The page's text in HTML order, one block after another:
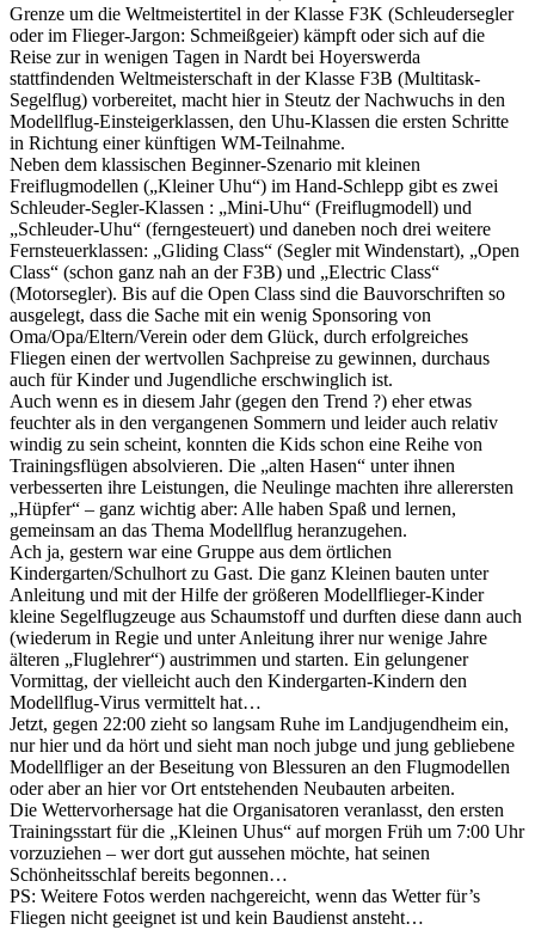
Grenze um die Weltmeistertitel in der Klasse F3K (Schleudersegler
oder im Flieger-Jargon: Schmeißgeier) kämpft oder sich auf die
Reise zur in wenigen Tagen in Nardt bei Hoyerswerda
stattfindenden Weltmeisterschaft in der Klasse F3B (Multitask-
Segelflug) vorbereitet, macht hier in Steutz der Nachwuchs in den
Modellflug-Einsteigerklassen, den Uhu-Klassen die ersten Schritte
in Richtung einer künftigen WM-Teilnahme.
Neben dem klassischen Beginner-Szenario mit kleinen
Freiflugmodellen („Kleiner Uhu“) im Hand-Schlepp gibt es zwei
Schleuder-Segler-Klassen : „Mini-Uhu“ (Freiflugmodell) und
„Schleuder-Uhu“ (ferngesteuert) und daneben noch drei weitere
Fernsteuerklassen: „Gliding Class“ (Segler mit Windenstart), „Open
Class“ (schon ganz nah an der F3B) und „Electric Class“
(Motorsegler). Bis auf die Open Class sind die Bauvorschriften so
ausgelegt, dass die Sache mit ein wenig Sponsoring von
Oma/Opa/Eltern/Verein oder dem Glück, durch erfolgreiches
Fliegen einen der wertvollen Sachpreise zu gewinnen, durchaus
auch für Kinder und Jugendliche erschwinglich ist.
Auch wenn es in diesem Jahr (gegen den Trend ?) eher etwas
feuchter als in den vergangenen Sommern und leider auch relativ
windig zu sein scheint, konnten die Kids schon eine Reihe von
Trainingsflügen absolvieren. Die „alten Hasen“ unter ihnen
verbesserten ihre Leistungen, die Neulinge machten ihre allerersten
„Hüpfer“ – ganz wichtig aber: Alle haben Spaß und lernen,
gemeinsam an das Thema Modellflug heranzugehen.
Ach ja, gestern war eine Gruppe aus dem örtlichen
Kindergarten/Schulhort zu Gast. Die ganz Kleinen bauten unter
Anleitung und mit der Hilfe der größeren Modellflieger-Kinder
kleine Segelflugzeuge aus Schaumstoff und durften diese dann auch
(wiederum in Regie und unter Anleitung ihrer nur wenige Jahre
älteren „Fluglehrer“) austrimmen und starten. Ein gelungener
Vormittag, der vielleicht auch den Kindergarten-Kindern den
Modellflug-Virus vermittelt hat…
Jetzt, gegen 22:00 zieht so langsam Ruhe im Landjugendheim ein,
nur hier und da hört und sieht man noch jubge und jung gebliebene
Modellfliger an der Beseitung von Blessuren an den Flugmodellen
oder aber an hier vor Ort entstehenden Neubauten arbeiten.
Die Wettervorhersage hat die Organisatoren veranlasst, den ersten
Trainingsstart für die „Kleinen Uhus“ auf morgen Früh um 7:00 Uhr
vorzuziehen – wer dort gut aussehen möchte, hat seinen
Schönheitsschlaf bereits begonnen…
PS: Weitere Fotos werden nachgereicht, wenn das Wetter für’s
Fliegen nicht geeignet ist und kein Baudienst ansteht…